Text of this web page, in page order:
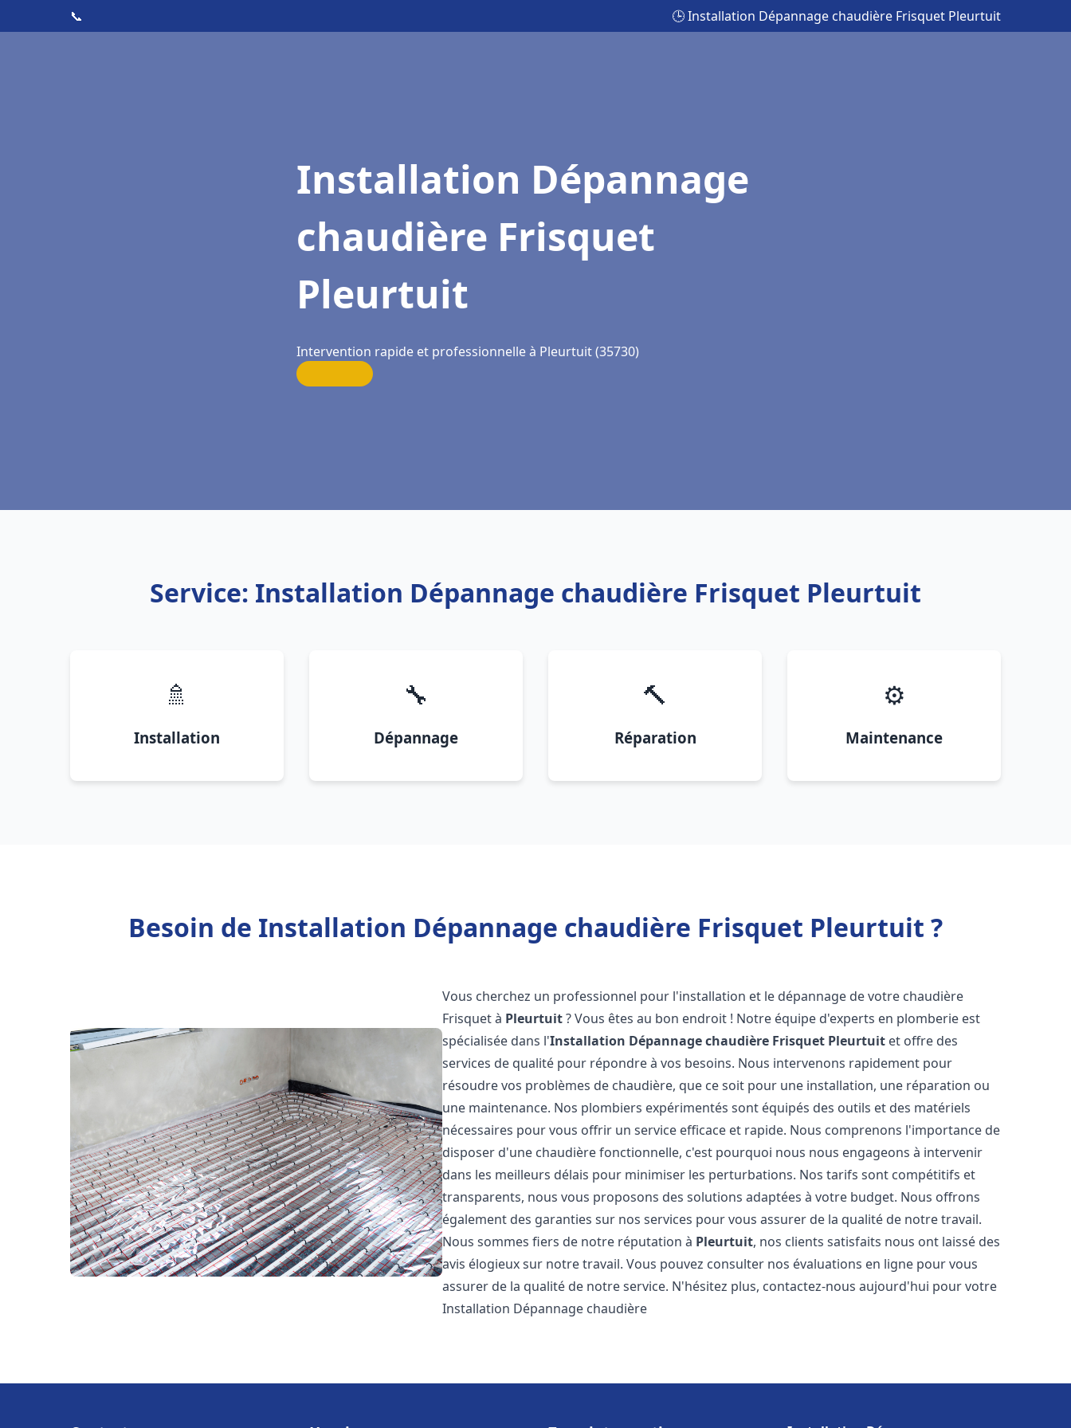
📞 🕒 Installation Dépannage chaudière Frisquet Pleurtuit
Installation Dépannage
chaudière Frisquet
Pleurtuit
Intervention rapide et professionnelle à Pleurtuit (35730)
Service: Installation Dépannage chaudière Frisquet Pleurtuit
🚿
Installation
🔧
Dépannage
🔨
Réparation
⚙️
Maintenance
Besoin de Installation Dépannage chaudière Frisquet Pleurtuit ?
Vous cherchez un professionnel pour l'installation et le dépannage de votre chaudière
Frisquet à Pleurtuit? Vous êtes au bon endroit ! Notre équipe d'experts en plomberie est
spécialisée dans l'Installation Dépannage chaudière Frisquet Pleurtuit et offre des
services de qualité pour répondre à vos besoins. Nous intervenons rapidement pour
résoudre vos problèmes de chaudière, que ce soit pour une installation, une réparation ou
une maintenance. Nos plombiers expérimentés sont équipés des outils et des matériels
nécessaires pour vous offrir un service efficace et rapide. Nous comprenons l'importance de
disposer d'une chaudière fonctionnelle, c'est pourquoi nous nous engageons à intervenir
dans les meilleurs délais pour minimiser les perturbations. Nos tarifs sont compétitifs et
transparents, nous vous proposons des solutions adaptées à votre budget. Nous offrons
également des garanties sur nos services pour vous assurer de la qualité de notre travail.
Nous sommes fiers de notre réputation à Pleurtuit, nos clients satisfaits nous ont laissé des
avis élogieux sur notre travail. Vous pouvez consulter nos évaluations en ligne pour vous
assurer de la qualité de notre service. N'hésitez plus, contactez-nous aujourd'hui pour votre
Installation Dépannage chaudière